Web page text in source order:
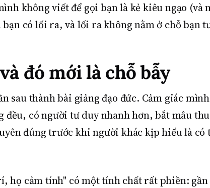
không viết để gọi bạn là kẻ kiêu ngạo
có lối ra, và lối ra không nằm ở chỗ bạn
đó mới là chỗ bẫy
sau thành bài giảng đạo đức. Cảm giác
đều, có người tư duy nhanh hơn, bắt mâu
đúng trước khi người khác kịp hiểu là
họ cảm tính" có một tính chất rất phiền: